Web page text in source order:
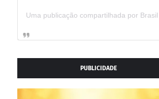
PUBLICIDADE